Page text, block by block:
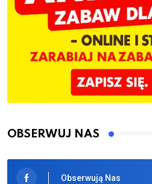
OBSERWUJ NAS
Obserwują Nas